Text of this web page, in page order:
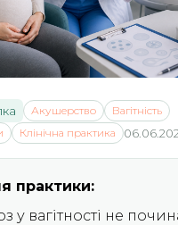
Акушерство
Вагітність
Клінічна практика
практики:
у вагітності не